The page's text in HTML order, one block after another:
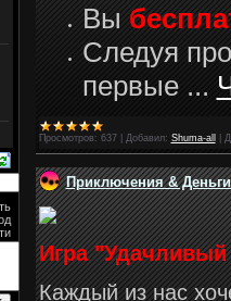
Вы
Следуя
первые ...
Просмотров: 637 Добавил: Shuma-all
Приключения &
Игра
Каждый из нас